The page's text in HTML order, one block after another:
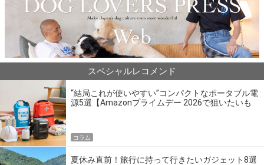
スペシャルレコメンド
“結局これが使いやすい”コンパクトなポータブル電
源5選【Amazonプライムデー 2026で狙いたいも
コラム
夏休み直前！旅行に持って行きたいガジェット8選